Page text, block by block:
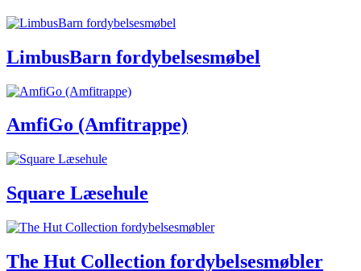
LimbusBarn fordybelsesmøbel
AmfiGo (Amfitrappe)
Square Læsehule
The Hut Collection fordybelsesmøbler